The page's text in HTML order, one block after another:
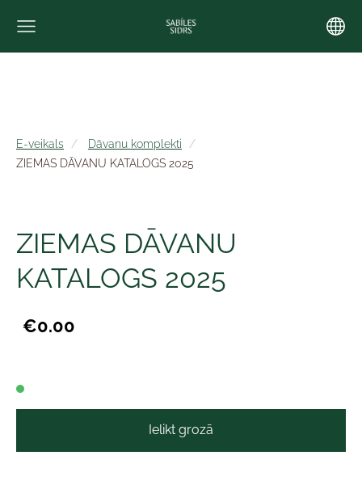
E-veikals
Dāvanu komplekti
ZIEMAS DĀVANU KATALOGS 2025
ZIEMAS DĀVANU
KATALOGS 2025
€0.00
Ielikt grozā